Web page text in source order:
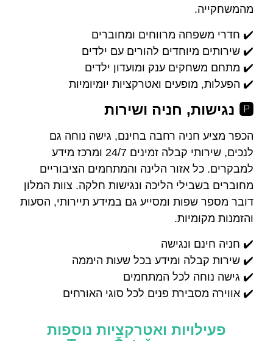
מהמשחקייה.
✔️ חדרי משפחה מרווחים ומחוברים
✔️ שירותים מיוחדים להורים עם ילדים
✔️ מתחם משחקים ענק ומועדון ילדים
✔️ הפעלות, מופעים ואטרקציות יומיומיות
🅿️ נגישות, חניה ושירות
הכפר מציע חניה רחבה בחינם, גישה נוחה גם
לנכים, שירותי קבלה זמינים 24/7 ומרכז מידע
למבקרים. כל אזור הלינה והמתחמים הציבוריים
מחוברים בשבילי הליכה ונגישות חלקה. צוות המלון
דובר מספר שפות ומסייע גם במידע תיירותי, הסעות
והזמנות מקומיות.
✔️ חניה חינם ונגישה
✔️ שירות קבלה ומידע בכל שעות היממה
✔️ גישה נוחה לכל המתחמים
✔️ אווירה מסבירת פנים לכל סוגי האורחים
פעילויות ואטרקציות נוספות